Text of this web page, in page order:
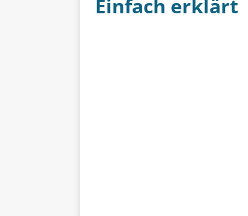
Einfach erklärt